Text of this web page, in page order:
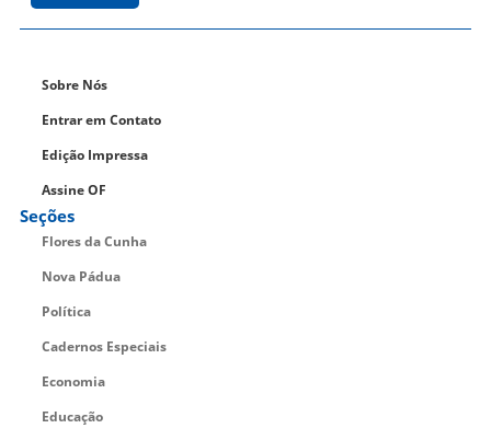
Sobre Nós
Entrar em Contato
Edição Impressa
Assine OF
Seções
Flores da Cunha
Nova Pádua
Política
Cadernos Especiais
Economia
Educação